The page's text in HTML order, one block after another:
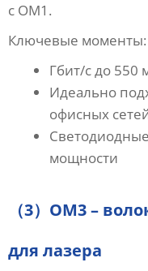
с OM1.
Ключевые моменты:
Гбит/с до 550
Идеально
офисных
мощности
（3）OM3 –
для лазера